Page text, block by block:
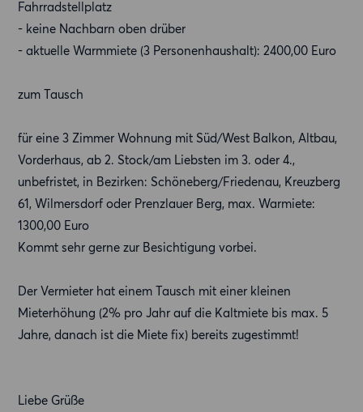
Fahrradstellplatz
- keine Nachbarn oben drüber
- aktuelle Warmmiete (3 Personenhaushalt): 2400,00 Euro
zum Tausch
für eine 3 Zimmer Wohnung mit Süd/West Balkon, Altbau,
Vorderhaus, ab 2. Stock/am Liebsten im 3. oder 4.,
unbefristet, in Bezirken: Schöneberg/Friedenau, Kreuzberg
61, Wilmersdorf oder Prenzlauer Berg, max. Warmiete:
1300,00 Euro
Kommt sehr gerne zur Besichtigung vorbei.
Der Vermieter hat einem Tausch mit einer kleinen
Mieterhöhung (2% pro Jahr auf die Kaltmiete bis max. 5
Jahre, danach ist die Miete fix) bereits zugestimmt!
Liebe Grüße